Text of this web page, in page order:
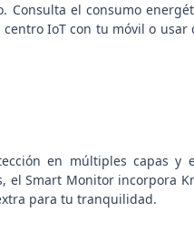
Consulta el consumo
IoT con tu móvil o usar
en múltiples capas y
el Smart Monitor incorpora
para tu tranquilidad.